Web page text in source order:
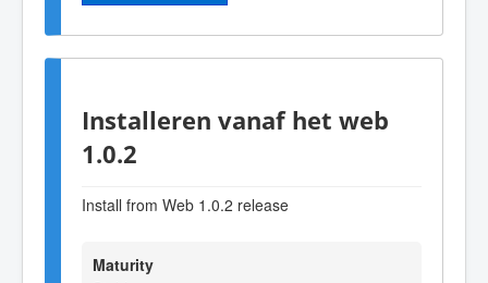
Installeren vanaf het web
1.0.2
Install from Web 1.0.2 release
Maturity